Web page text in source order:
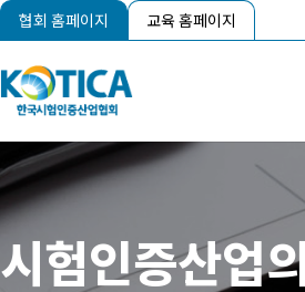
협회 홈페이지 교육 홈페이지
시험인증산업